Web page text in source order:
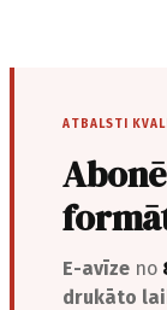
ATBALSTI
E-avīze no
drukāto